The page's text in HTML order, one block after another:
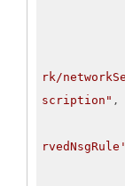
rk/
scription" ,